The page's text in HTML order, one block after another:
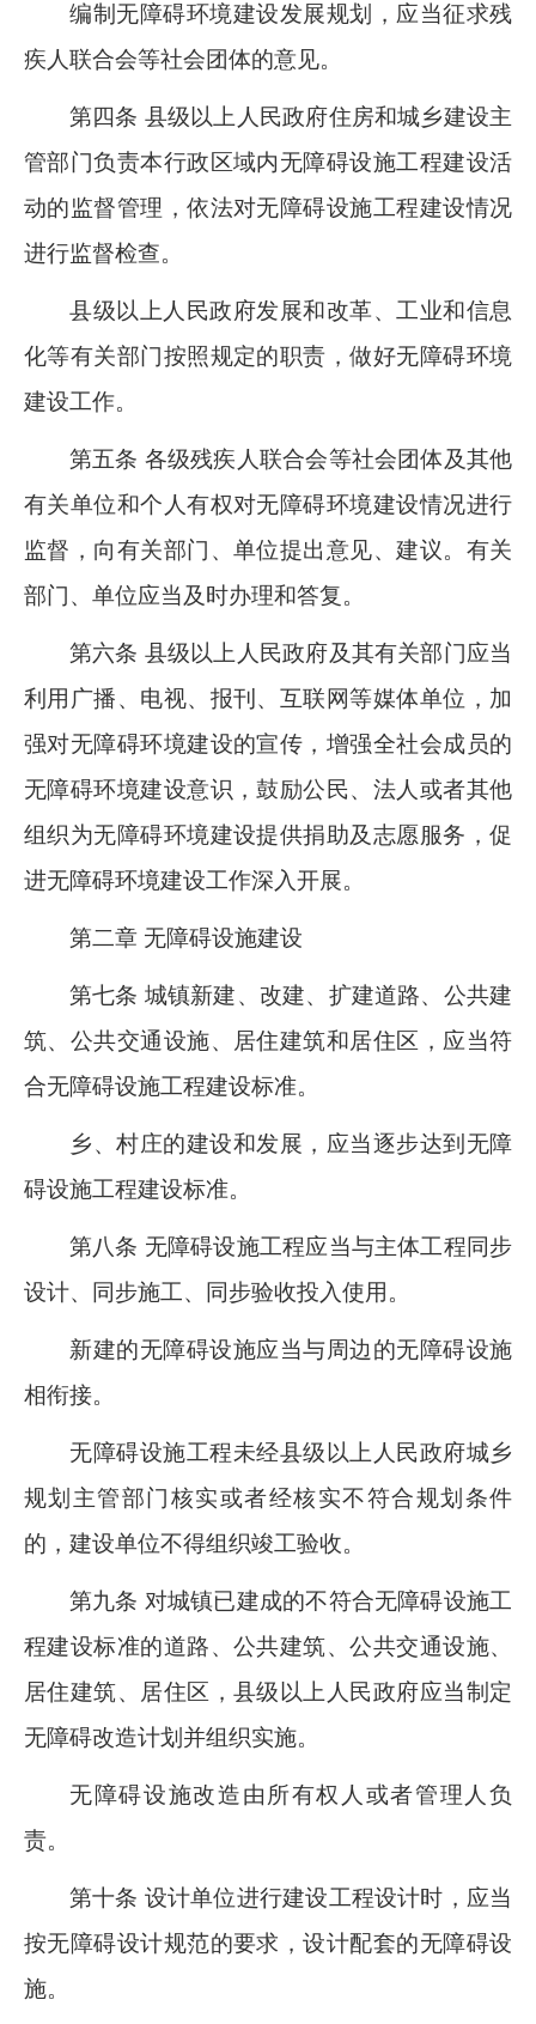
编制无障碍环境建设发展规划，应当征求残
疾人联合会等社会团体的意见。
第四条 县级以上人民政府住房和城乡建设主
管部门负责本行政区域内无障碍设施工程建设活
动的监督管理，依法对无障碍设施工程建设情况
进行监督检查。
县级以上人民政府发展和改革、工业和信息
化等有关部门按照规定的职责，做好无障碍环境
建设工作。
第五条 各级残疾人联合会等社会团体及其他
有关单位和个人有权对无障碍环境建设情况进行
监督，向有关部门、单位提出意见、建议。有关
部门、单位应当及时办理和答复。
第六条 县级以上人民政府及其有关部门应当
利用广播、电视、报刊、互联网等媒体单位，加
强对无障碍环境建设的宣传，增强全社会成员的
无障碍环境建设意识，鼓励公民、法人或者其他
组织为无障碍环境建设提供捐助及志愿服务，促
进无障碍环境建设工作深入开展。
第二章 无障碍设施建设
第七条 城镇新建、改建、扩建道路、公共建
筑、公共交通设施、居住建筑和居住区，应当符
合无障碍设施工程建设标准。
乡、村庄的建设和发展，应当逐步达到无障
碍设施工程建设标准。
第八条 无障碍设施工程应当与主体工程同步
设计、同步施工、同步验收投入使用。
新建的无障碍设施应当与周边的无障碍设施
相衔接。
无障碍设施工程未经县级以上人民政府城乡
规划主管部门核实或者经核实不符合规划条件
的，建设单位不得组织竣工验收。
第九条 对城镇已建成的不符合无障碍设施工
程建设标准的道路、公共建筑、公共交通设施、
居住建筑、居住区，县级以上人民政府应当制定
无障碍改造计划并组织实施。
无障碍设施改造由所有权人或者管理人负
责。
第十条 设计单位进行建设工程设计时，应当
按无障碍设计规范的要求，设计配套的无障碍设
施。